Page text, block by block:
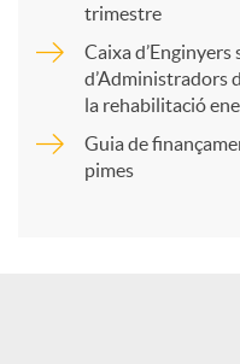
r
trimestre
Caixa d’Enginyers
d’Administradors
la rehabilitació
Guia de
pimes